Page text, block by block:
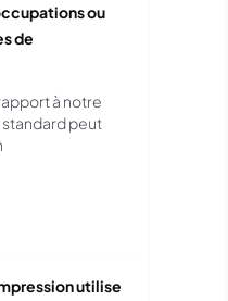
ou
de
à notre
peut
utilise